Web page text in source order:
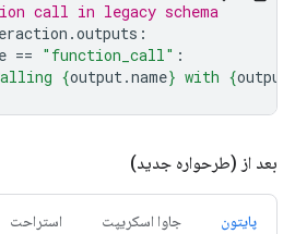
call in legacy schema
.outputs :
== "function_call" :
{output.name} with {output
بعد از (طرحواره جدید)
پایتون جاوا اسکریپت استراحت